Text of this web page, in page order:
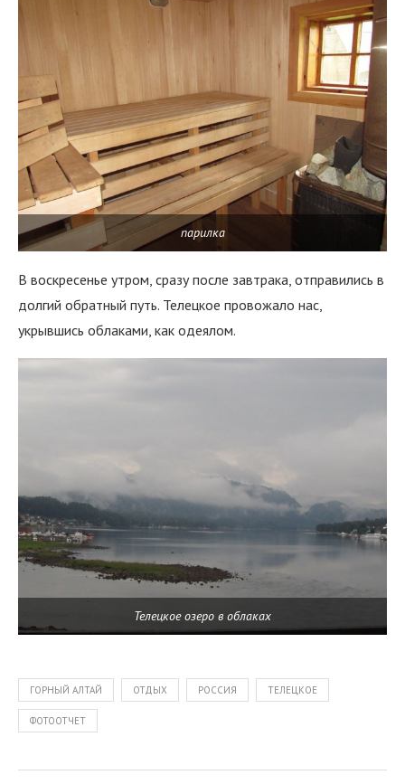
парилка
В воскресенье утром, сразу после завтрака, отправились в
долгий обратный путь. Телецкое провожало нас,
укрывшись облаками, как одеялом.
Телецкое озеро в облаках
ГОРНЫЙ АЛТАЙ ОТДЫХ РОССИЯ ТЕЛЕЦКОЕ
ФОТООТЧЕТ